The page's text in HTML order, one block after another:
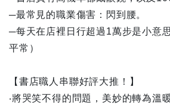
─最常見的職業傷害：閃到腰。
─每天在店裡日行超過1萬步是小意
平常）
【書店職人串聯好評大推！】
‧將哭笑不得的問題，美妙的轉為溫